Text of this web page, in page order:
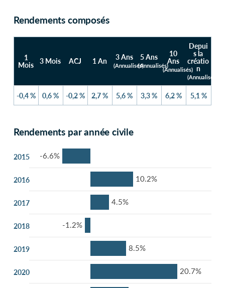
Rendements composés
1
Mois 3 Mois ACJ 1 An 3 Ans
(Annualisés)
5 Ans
(Annualisés)
10
Ans
(Annualisés)
Depui
s la
créatio
n
(Annualisés)
-0,4 % 0,6 % -0,2 % 2,7 % 5,6 % 3,3 % 6,2 % 5,1 %
Rendements par année civile
-6.6%
10.2%
4.5%
-1.2%
8.5%
20.7%
2015
2016
2017
2018
2019
2020